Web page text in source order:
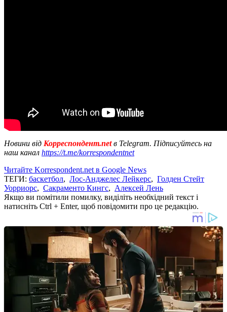
Новини від Корреспондент.netв Telegram. Підписуйтесь на
наш канал https://t.me/korrespondentnet
Читайте Korrespondent.net в Google News
ТЕГИ: баскетбол, Лос-Анджелес Лейкерс, Голден Стейт
Уорриорс, Сакраменто Кингс, Алексей Лень
Якщо ви помітили помилку, виділіть необхідний текст і
натисніть Ctrl + Enter, щоб повідомити про це редакцію.